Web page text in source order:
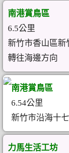
南港賞鳥區
6.5公里
新竹市香山區新
轉往海邊方向
南港賞鳥區
6.54公里
新竹市沿海十
力馬生活工坊